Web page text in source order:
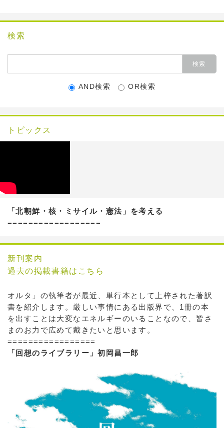
検索
AND検索 OR検索
トピックス
「北朝鮮・核・ミサイル・憲法」を考える
==================
新刊案内
過去の掲載書籍はこちら
オルタ」の執筆者が最近、単行本として上梓された著訳
書を紹介します。厳しい事情にある出版界で、1冊の本
を出すことは大変なエネルギーのいることなので、皆さ
まのお力で広めて戴きたいと思います。
=================
「回想のライブラリー」初岡昌一郎